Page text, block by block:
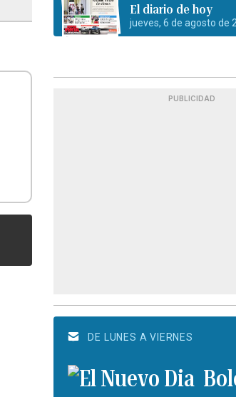
El diario de hoy
jueves, 6 de agosto de
PUBLICIDAD
DE LUNES A VIERNES